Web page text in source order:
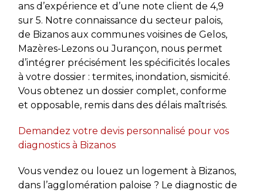
ans d’expérience et d’une note client de 4,9
sur 5. Notre connaissance du secteur palois,
de Bizanos aux communes voisines de Gelos,
Mazères-Lezons ou Jurançon, nous permet
d’intégrer précisément les spécificités locales
à votre dossier : termites, inondation, sismicité.
Vous obtenez un dossier complet, conforme
et opposable, remis dans des délais maîtrisés.
Demandez votre devis personnalisé pour vos
diagnostics à Bizanos
Vous vendez ou louez un logement à Bizanos,
dans l’agglomération paloise ? Le diagnostic de